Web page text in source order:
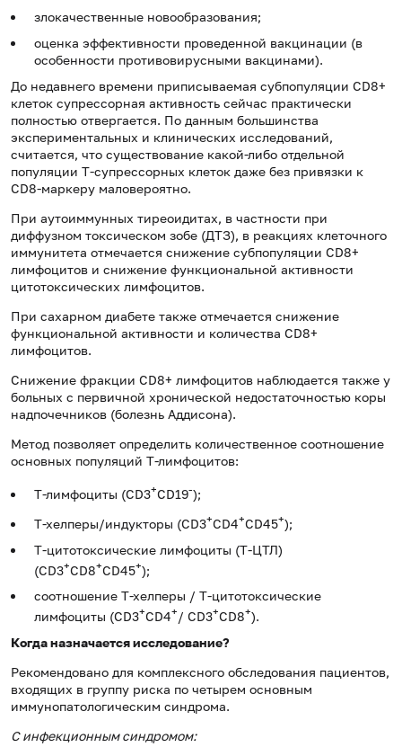
злокачественные новообразования;
оценка эффективности проведенной вакцинации (в
особенности противовирусными вакцинами).
До недавнего времени приписываемая субпопуляции CD8+
клеток супрессорная активность сейчас практически
полностью отвергается. По данным большинства
экспериментальных и клинических исследований,
считается, что существование какой-либо отдельной
популяции Т-супрессорных клеток даже без привязки к
CD8-маркеру маловероятно.
При аутоиммунных тиреоидитах, в частности при
диффузном токсическом зобе (ДТЗ), в реакциях клеточного
иммунитета отмечается снижение субпопуляции CD8+
лимфоцитов и снижение функциональной активности
цитотоксических лимфоцитов.
При сахарном диабете также отмечается снижение
функциональной активности и количества CD8+
лимфоцитов.
Снижение фракции СD8+ лимфоцитов наблюдается также у
больных с первичной хронической недостаточностью коры
надпочечников (болезнь Аддисона).
Метод позволяет определить количественное соотношение
основных популяций Т-лимфоцитов:
Т-лимфоциты (CD3+CD19-);
Т-хелперы/индукторы (CD3+CD4+CD45+);
Т-цитотоксические лимфоциты (Т-ЦТЛ)
(CD3+CD8+CD45+);
соотношение Т-хелперы / Т-цитотоксические
лимфоциты (CD3+CD4+ / CD3+CD8+).
Когда назначается исследование?
Рекомендовано для комплексного обследования пациентов,
входящих в группу риска по четырем основным
иммунопатологическим синдрома.
С инфекционным синдромом: